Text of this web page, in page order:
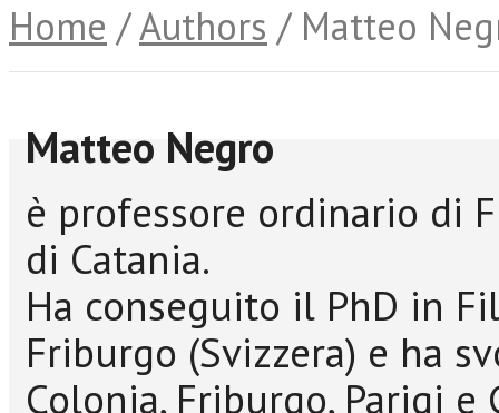
Home /Authors / Matteo
Matteo Negro
è professore ordinario di
di Catania.
Ha conseguito il PhD in
Friburgo (Svizzera) e ha
Colonia, Friburgo, Parigi